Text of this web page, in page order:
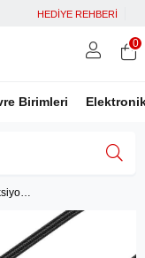
HEDİYE REHBERİ
Birimleri
İle Bağlan
İle Bağlan
0
Baseus Ultra Joy 5 in 1 Multifonksiyonal Type-C Hub Dock Station - Uzay Gri